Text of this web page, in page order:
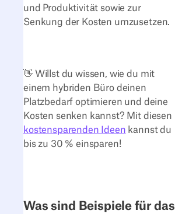
und Produktivität sowie zur
Senkung der Kosten umzusetzen.
👋 Willst du wissen, wie du mit
einem hybriden Büro deinen
Platzbedarf optimieren und deine
Kosten senken kannst? Mit diesen
kostensparenden Ideen kannst du
bis zu 30 % einsparen!
Was sind Beispiele für das